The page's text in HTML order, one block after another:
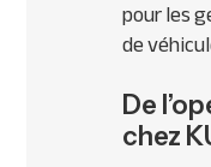
pour les
de
De
chez